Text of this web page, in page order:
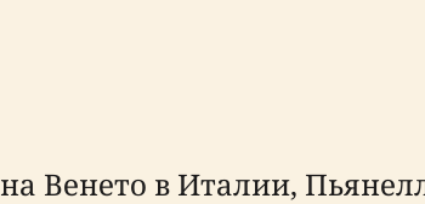
Венето в Италии,